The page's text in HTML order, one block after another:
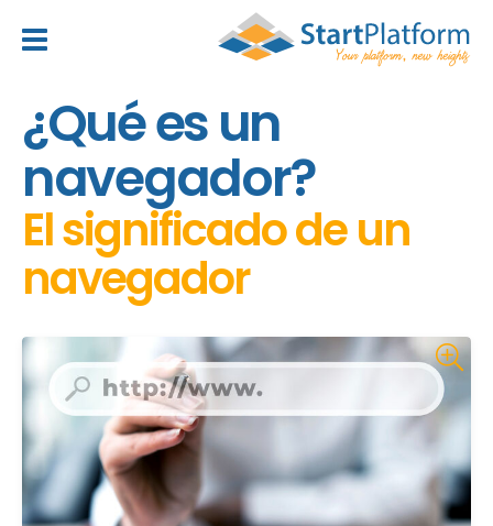
¿Qué es un
navegador?
El significado de un
navegador
header_toggle_navigation